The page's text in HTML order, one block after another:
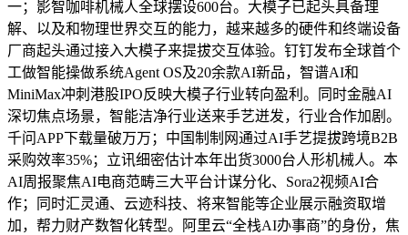
一；影智咖啡机械人全球摆设600台。大模子已起头具备理
解、以及和物理世界交互的能力，越来越多的硬件和终端设备
厂商起头通过接入大模子来提拔交互体验。钉钉发布全球首个
工做智能操做系统Agent OS及20余款AI新品，智谱AI和
MiniMax冲刺港股IPO反映大模子行业转向盈利。同时金融AI
深切焦点场景，智能洁净行业送来手艺迸发，行业合作加剧。
千问APP下载量破万万；中国制制网通过AI手艺提拔跨境B2B
采购效率35%；立讯细密估计本年出货3000台人形机械人。本
AI周报聚焦AI电商范畴三大平台计谋分化、Sora2视频AI合
作；同时汇灵通、云迹科技、将来智能等企业展示融资取增
加，帮力财产数智化转型。阿里云“全栈AI办事商”的身份，焦